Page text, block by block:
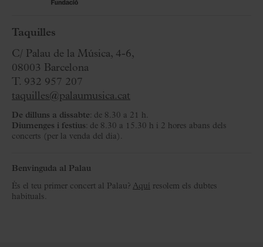
Taquilles
C/ Palau de la Música, 4-6,
08003 Barcelona
T. 932 957 207
taquilles@palaumusica.cat
De dilluns a dissabte: de 8.30 a 21 h.
Diumenges i festius: de 8.30 a 15.30 h i 2 hores abans dels
concerts (per la venda del dia).
Benvinguda al Palau
És el teu primer concert al Palau? Aquí resolem els dubtes
habituals.